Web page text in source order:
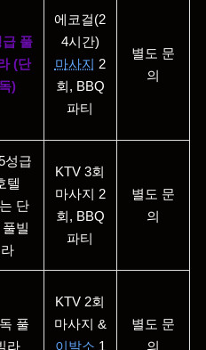
풀
(단
독)
에코걸(2
4시간)
마사지 2
회, BBQ
파티
별도 문
의
성급
텔
단
풀빌
라
KTV 3회
마사지 2
회, BBQ
파티
별도 문
의
풀
라
KTV 2회
마사지 &
이발소 1
별도 문
의